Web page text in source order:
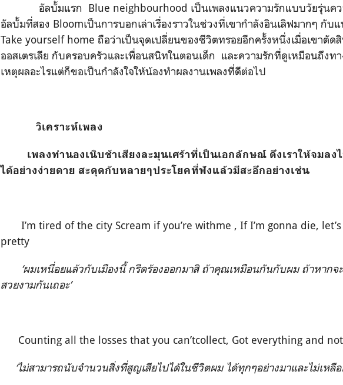
อัลบั้มแรก Blue neighbourhood เป็นเพลงแนวความรักแบบวัยรุ่นค
อัลบั้มที่สอง Bloomเป็นการบอกเล่าเรื่องราวในช่วงที่เขากำลังอินเลิฟมากๆ กั
Take yourself home ถือว่าเป็นจุดเปลี่ยนของชีวิตทรอยอีกครั้งหนึ่งเมื่อเขาตัด
ออสเตรเลีย กับครอบครัวและเพื่อนสนิทในตอนเด็ก และความรักที่ดูเหมือนถึงท
เหตุผลอะไรแต่ก็ขอเป็นกำลังใจให้น้องทำผลงานเพลงที่ดีต่อไป
วิเคราะห์เพลง
เพลงทำนองเนิบช้าเสียงละมุนเศร้าที่เป็นเอกลักษณ์ ดึงเราให้จมลง
ได้อย่างง่ายดาย สะดุดกับหลายๆประโยคที่ฟังแล้วมีสะอึกอย่างเช่น
I’m tired of the city Scream if you’re withme , If I’m gonna die,
pretty
‘ผมเหนื่อยแล้วกับเมืองนี้ กรีดร้องออกมาสิ ถ้าคุณเหมือนกันกับผม ถ้าหากจ
สวยงามกันเถอะ’
Counting all the losses that you can’tcollect, Got everything and
‘ไม่สามารถนับจำนวนสิ่งที่สูญเสียไปได้ในชีวิตผม ได้ทุกๆอย่างมาและไม่เหลือ